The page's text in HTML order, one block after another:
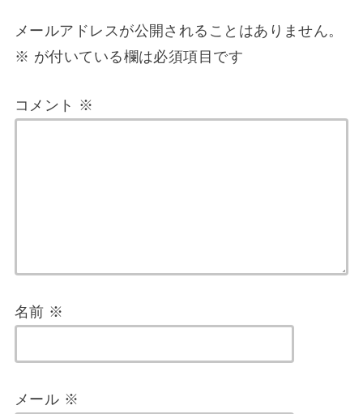
メールアドレスが公開されることはありません。
※ が付いている欄は必須項目です
コメント ※
名前 ※
メール ※